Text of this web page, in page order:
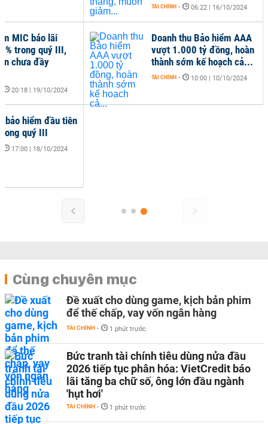
MIC báo lãi
trong quý III,
chưa đầy
20:18 | 19/10/2024
bảo hiểm đầu tiên
quý III
17:00 | 18/10/2024
TÀI CHÍNH - 06:22 | 16/10/2024
Doanh thu Bảo hiểm AAA
vượt 1.000 tỷ đồng, hoàn
thành sớm kế hoạch cả...
TÀI CHÍNH - 10:00 | 10/10/2024
Cùng chuyên mục
Đề xuất cho dùng game, kịch bản phim
để thế chấp, vay vốn ngân hàng
TÀI CHÍNH - 1 phút trước
Bức tranh tài chính tiêu dùng nửa đầu
2026 tiếp tục phân hóa: VietCredit báo
lãi tăng ba chữ số, ông lớn đầu ngành
'hụt hơi'
TÀI CHÍNH - 1 phút trước